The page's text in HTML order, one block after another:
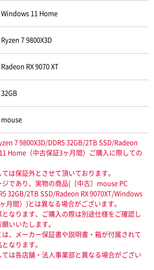
Windows 11 Home
Ryzen 7 9800X3D
Radeon RX 9070 XT
32GB
mouse
7 9800X3D/DDR5 32GB/2TB SSD/Radeon
Home（中古保証3ヶ月間）ご購入に際しての
は保証外とさせて頂いております。
であり、実物の商品(〔中古〕mouse PC
32GB/2TB SSD/Radeon RX 9070XT/Windows
月間）)とは異なる場合がございます。
なります、ご購入の際は別途仕様をご確認し
いいたします。
、メーカー保証書や説明書・箱が付属されて
なります。
は各店舗・法人事業部と異なる場合がござい